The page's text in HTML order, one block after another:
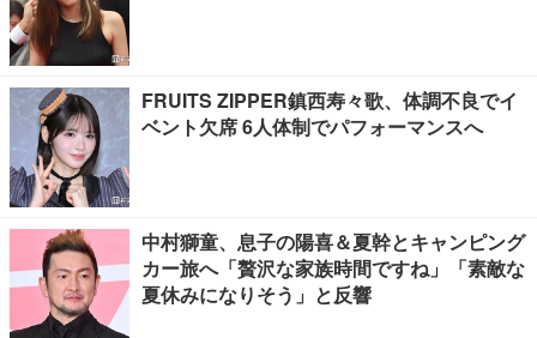
FRUITS ZIPPER鎮西寿々歌、体調不良でイ
ベント欠席 6人体制でパフォーマンスへ
中村獅童、息子の陽喜＆夏幹とキャンピング
カー旅へ「贅沢な家族時間ですね」「素敵な
夏休みになりそう」と反響